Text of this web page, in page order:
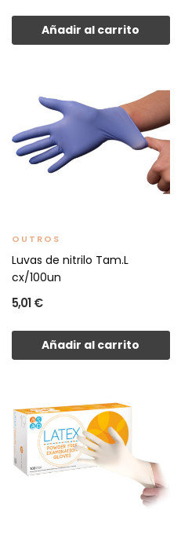
Añadir al carrito
OUTROS
Luvas de nitrilo Tam.L
cx/100un
5,01 €
Añadir al carrito